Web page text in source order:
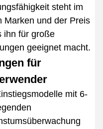
steht im
Marken und der Preis
ihn für große
geeignet macht.
für
mit 6-